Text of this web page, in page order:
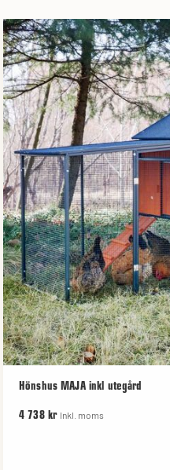
Hönshus MAJA inkl utegård
4 738 kr Inkl. moms